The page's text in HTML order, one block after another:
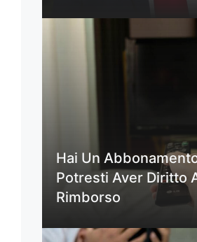
Hai Un
Potresti Aver Diritto
Rimborso